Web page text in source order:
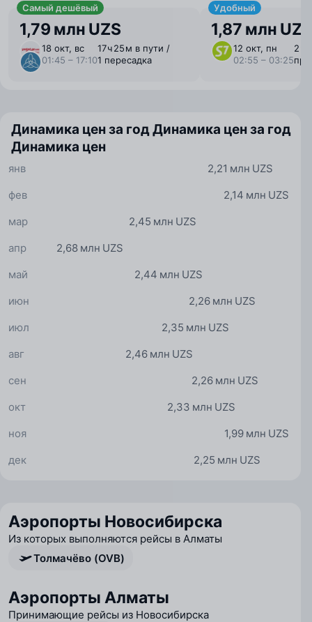
Самый дешёвый
1,79 млн UZS
18 окт, вс
01:45 – 17:10
17 ⁠ч 25 ⁠м в пути /
1 пересадка
Удобный
1,87 млн UZS
12 окт, пн
02:55 – 03:25
2 ⁠ч
Динамика цен за годДинамика цен за год
Динамика цен
2,21 млн UZS
янв
2,14 млн UZS
фев
2,45 млн UZS
мар
2,68 млн UZS
апр
2,44 млн UZS
май
2,26 млн UZS
июн
2,35 млн UZS
июл
2,46 млн UZS
авг
2,26 млн UZS
сен
2,33 млн UZS
окт
1,99 млн UZS
ноя
2,25 млн UZS
дек
Аэропорты Новосибирска
Из которых выполняются рейсы в Алматы
Толмачёво (OVB)
Аэропорты Алматы
Принимающие рейсы из Новосибирска